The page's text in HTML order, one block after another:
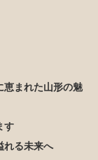
恵まれた山形の魅
す
れる未来へ